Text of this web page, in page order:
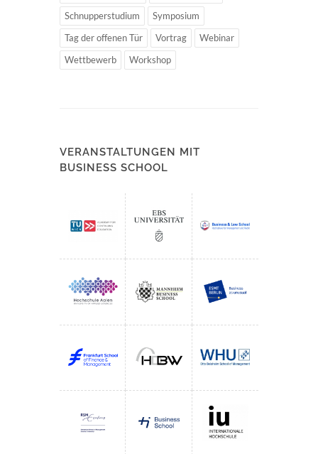
Schnupperstudium
Symposium
Tag der offenen Tür
Vortrag
Webinar
Wettbewerb
Workshop
VERANSTALTUNGEN MIT
BUSINESS SCHOOL